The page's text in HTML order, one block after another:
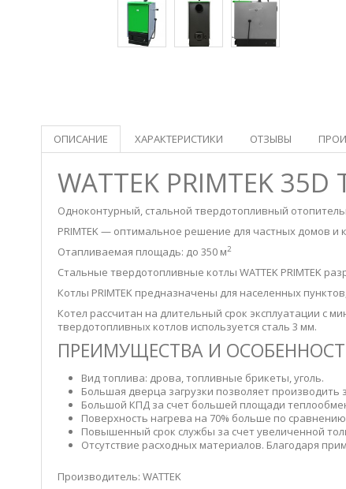
ОПИСАНИЕ ХАРАКТЕРИСТИКИ ОТЗЫВЫ
WATTEK PRIMTEK
Одноконтурный, стальной твердотопливный
PRIMTEK — оптимальное решение для частных домов и
Отапливаемая площадь: до 350 м2
Стальные твердотопливные котлы WATTEK PRIMTEK
Котлы PRIMTEK предназначены для населенных
Котел рассчитан на длительный срок эксплуатации с
твердотопливных котлов используется сталь 3 мм.
ПРЕИМУЩЕСТВА И
Вид топлива: дрова, топливные брикеты, уголь.
Большая дверца загрузки позволяет
Большой КПД за счет большей площади
Поверхность нагрева на 70% больше по
Повышенный срок службы за счет увеличенной
Отсутствие расходных материалов. Благодаря
Производитель: WATTEK